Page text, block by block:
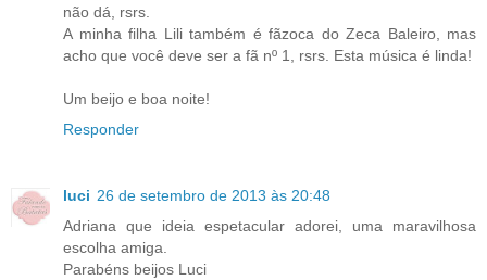
não dá, rsrs.
A minha filha Lili também é fãzoca do Zeca Baleiro, mas
acho que você deve ser a fã nº 1, rsrs. Esta música é linda!
Um beijo e boa noite!
Responder
luci 26 de setembro de 2013 às 20:48
Adriana que ideia espetacular adorei, uma maravilhosa
escolha amiga.
Parabéns beijos Luci